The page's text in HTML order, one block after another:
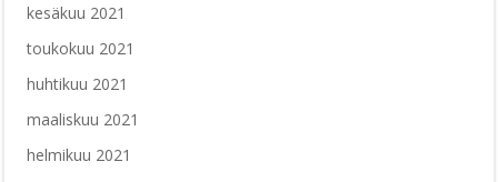
kesäkuu 2021
toukokuu 2021
huhtikuu 2021
maaliskuu 2021
helmikuu 2021